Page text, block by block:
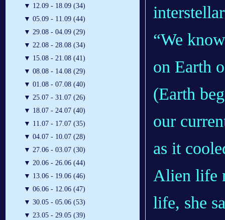
▼ 12.09 - 18.09 (34)
▼ 05.09 - 11.09 (44)
▼ 29.08 - 04.09 (29)
▼ 22.08 - 28.08 (34)
▼ 15.08 - 21.08 (41)
▼ 08.08 - 14.08 (29)
▼ 01.08 - 07.08 (40)
▼ 25.07 - 31.07 (26)
▼ 18.07 - 24.07 (40)
▼ 11.07 - 17.07 (35)
▼ 04.07 - 10.07 (28)
▼ 27.06 - 03.07 (30)
▼ 20.06 - 26.06 (44)
▼ 13.06 - 19.06 (46)
▼ 06.06 - 12.06 (47)
▼ 30.05 - 05.06 (53)
▼ 23.05 - 29.05 (39)
“We
on Earth
(Earth
our
as it
Alien life
life, she